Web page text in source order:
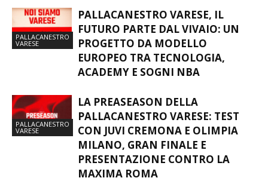
PALLACANESTRO
VARESE
PALLACANESTRO VARESE, IL
FUTURO PARTE DAL VIVAIO: UN
PROGETTO DA MODELLO
EUROPEO TRA TECNOLOGIA,
ACADEMY E SOGNI NBA
PALLACANESTRO
VARESE
LA PREASEASON DELLA
PALLACANESTRO VARESE: TEST
CON JUVI CREMONA E OLIMPIA
MILANO, GRAN FINALE E
PRESENTAZIONE CONTRO LA
MAXIMA ROMA